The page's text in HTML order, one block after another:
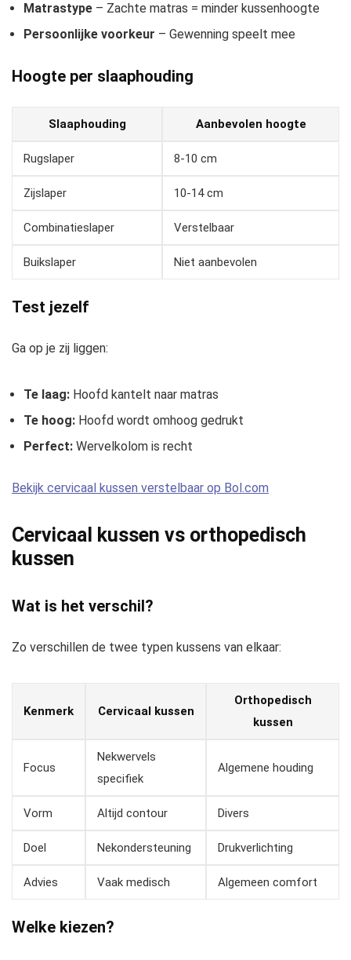
Matrastype – Zachte matras = minder kussenhoogte
Persoonlijke voorkeur – Gewenning speelt mee
Hoogte per slaaphouding
Slaaphouding Aanbevolen hoogte
Rugslaper 8-10 cm
Zijslaper 10-14 cm
Combinatieslaper Verstelbaar
Buikslaper Niet aanbevolen
Test jezelf
Ga op je zij liggen:
Te laag: Hoofd kantelt naar matras
Te hoog: Hoofd wordt omhoog gedrukt
Perfect: Wervelkolom is recht
Bekijk cervicaal kussen verstelbaar op Bol.com
Cervicaal kussen vs orthopedisch
kussen
Wat is het verschil?
Zo verschillen de twee typen kussens van elkaar:
Kenmerk Cervicaal kussen
Orthopedisch
kussen
Focus
Nekwervels
specifiek
Algemene houding
Vorm Altijd contour Divers
Doel Nekondersteuning Drukverlichting
Advies Vaak medisch Algemeen comfort
Welke kiezen?